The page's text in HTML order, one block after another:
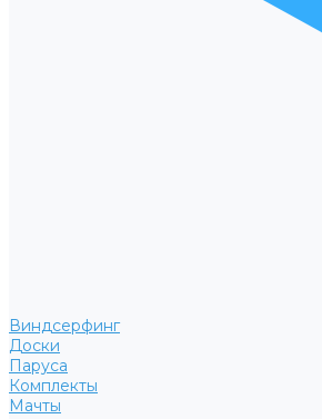
Виндсерфинг
Доски
Паруса
Комплекты
Мачты